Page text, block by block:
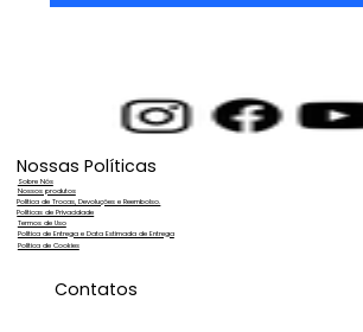
Nossas Políticas
Nossos produtos
Sobre Nós
Política de Trocas, Devoluções e Reembolso.
Políticas de Privacidade
Política de Entrega e Data Estimada de Entrega
Política de Cookies
Termos de Uso
Contatos